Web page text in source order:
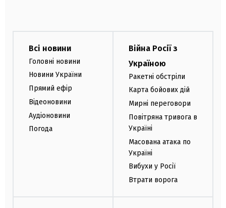
Всі новини
Головні новини
Новини України
Прямий ефір
Відеоновини
Аудіоновини
Погода
Війна Росії з
Україною
Ракетні обстріли
Карта бойових дій
Мирні переговори
Повітряна тривога в
Україні
Масована атака по
Україні
Вибухи у Росії
Втрати ворога